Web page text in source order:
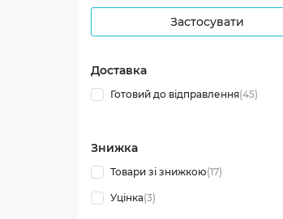
Застосувати
Доставка
Готовий до відправлення(45)
Знижка
Товари зі знижкою(17)
Уцінка(3)